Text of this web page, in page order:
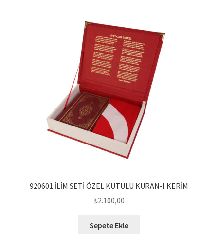
920601 İLİM SETİ ÖZEL KUTULU KURAN-I KERİM
₺2.100,00
Sepete Ekle